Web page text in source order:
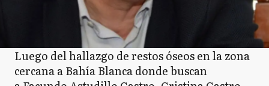
Luego del hallazgo de restos óseos en la zona
cercana a Bahía Blanca donde buscan